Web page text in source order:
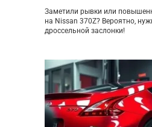
Заметили рывки или
на Nissan 370Z? Вероятно,
дроссельной заслонки!